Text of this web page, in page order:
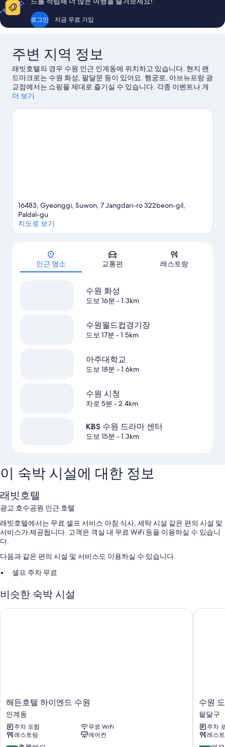
기
금
연,
즈
침
대
로그인 지금 무료 가입
주변 지역 정보
래빗호텔의 경우 수원 인근 인계동에 위치하고 있습니다. 현지 랜
드마크로는 수원 화성, 팔달문 등이 있어요. 행궁로, 아브뉴프랑 광
교점에서는 쇼핑을 제대로 즐기실 수 있습니다. 각종 이벤트나 게
임이 개최되는 수원월드컵경기장, 권선탁구장도 놓치지 마세요.
더 보기
16483, Gyeonggi, Suwon, 7 Jangdari-ro 322beon-gil,
Paldal-gu
지도로 보기
인근 명소 교통편 레스토랑
수원 화성
도보 16분 - 1.3km
수원월드컵경기장
도보 17분 - 1.5km
아주대학교
도보 18분 - 1.6km
수원 시청
차로 5분 - 2.4km
KBS 수원 드라마 센터
도보 15분 - 1.3km
이 숙박 시설에 대한 정보
래빗호텔
광교 호수공원 인근 호텔
래빗호텔에서는 무료 셀프 서비스 아침 식사, 세탁 시설 같은 편의 시설 및
서비스가 제공됩니다. 고객은 객실 내 무료 WiFi 등을 이용하실 수 있습니
다.
다음과 같은 편의 시설 및 서비스도 이용하실 수 있습니다.
셀프 주차 무료
금연 시설
객실 특징
비슷한 숙박 시설
해
든
호
텔
하
해든호텔 하이엔드 수원
인계동
주차 포함
무료 WiFi
레스토랑
에어컨
해든호텔 하이엔드 수원
수
원
도
노
1796
수원
팔달구
주차
레스
수원 도